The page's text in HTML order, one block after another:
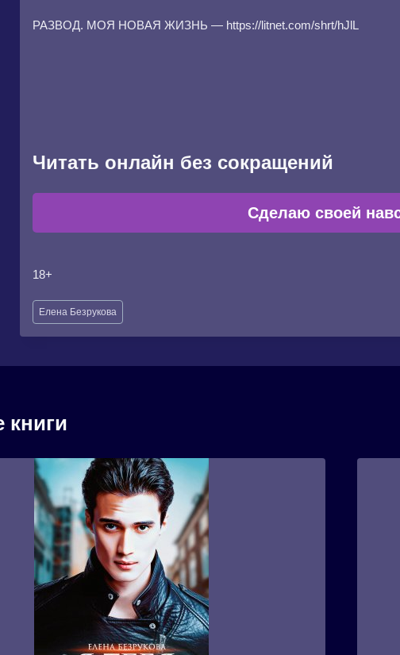
РАЗВОД. МОЯ НОВАЯ ЖИЗНЬ — https://litnet.com/shrt/hJlL
Читать онлайн без сокращений
Сделаю своей
18+
Метки
записи:
Елена Безрукова
книги